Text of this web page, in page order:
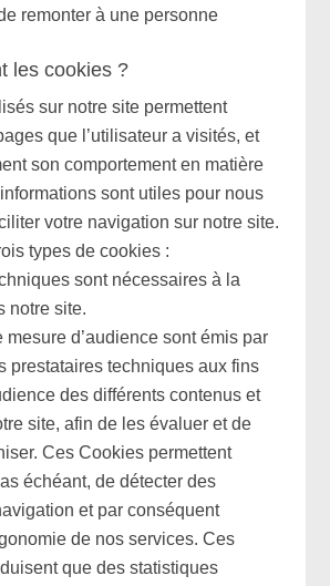
remonter à une personne
les cookies ?
sur notre site permettent
que l’utilisateur a visités, et
son comportement en matière
sont utiles pour nous
votre navigation sur notre site.
types de cookies :
sont nécessaires à la
notre site.
mesure d’audience sont émis par
prestataires techniques aux fins
des différents contenus et
site, afin de les évaluer et de
Ces Cookies permettent
échéant, de détecter des
et par conséquent
de nos services. Ces
que des statistiques